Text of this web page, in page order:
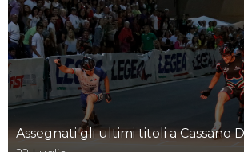
Assegnati gli ultimi titoli a Cassano